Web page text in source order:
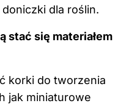
doniczki dla roślin.
stać się materiałem
korki do tworzenia
jak miniaturowe